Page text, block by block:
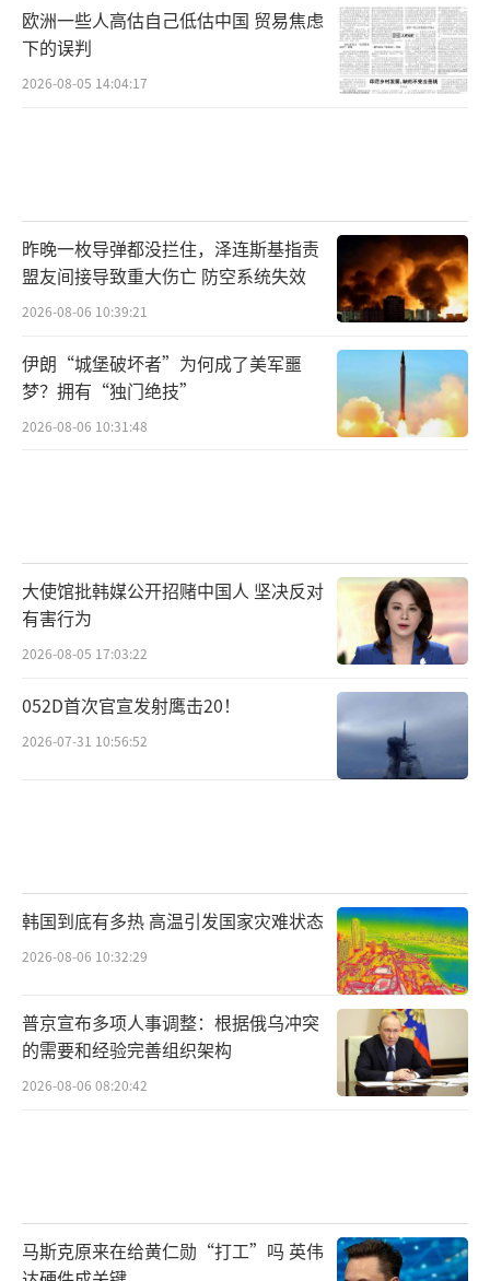
欧洲一些人高估自己低估中国 贸易焦虑
下的误判
2026-08-05 14:04:17
昨晚一枚导弹都没拦住，泽连斯基指责
盟友间接导致重大伤亡 防空系统失效
2026-08-06 10:39:21
伊朗“城堡破坏者”为何成了美军噩
梦？拥有“独门绝技”
2026-08-06 10:31:48
大使馆批韩媒公开招赌中国人 坚决反对
有害行为
2026-08-05 17:03:22
052D首次官宣发射鹰击20！
2026-07-31 10:56:52
韩国到底有多热 高温引发国家灾难状态
2026-08-06 10:32:29
普京宣布多项人事调整：根据俄乌冲突
的需要和经验完善组织架构
2026-08-06 08:20:42
马斯克原来在给黄仁勋“打工”吗 英伟